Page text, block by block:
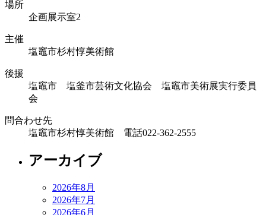
場所
企画展示室2
主催
塩竈市杉村惇美術館
後援
塩竈市 塩釜市芸術文化協会 塩竈市美術展実行委員
会
問合わせ先
塩竈市杉村惇美術館 電話022-362-2555
アーカイブ
2026年8月
2026年7月
2026年6月